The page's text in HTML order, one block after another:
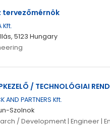
tervezőmérnök
Kft.
5123 Hungary
/ TECHNOLÓGIAI
AND PARTNERS Kft.
Szolnok
/ Development | Engineer |